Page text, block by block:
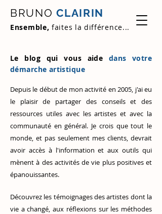
BRUNO CLAIRIN
Ensemble, faites la différence...
Le blog qui vous aide dans votre
démarche artistique
Depuis le début de mon activité en 2005, j'ai eu
le plaisir de partager des conseils et des
ressources utiles avec les artistes et avec la
communauté en général. Je crois que tout le
monde, et pas seulement mes clients, devrait
avoir accès à l'information et aux outils qui
mènent à des activités de vie plus positives et
épanouissantes.
Découvrez les témoignages des artistes dont la
vie a changé, aux réflexions sur les méthodes